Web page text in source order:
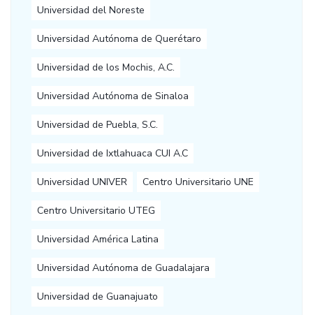
Universidad del Noreste
Universidad Autónoma de Querétaro
Universidad de los Mochis, A.C.
Universidad Autónoma de Sinaloa
Universidad de Puebla, S.C.
Universidad de Ixtlahuaca CUI A.C
Universidad UNIVER Centro Universitario UNE
Centro Universitario UTEG
Universidad América Latina
Universidad Autónoma de Guadalajara
Universidad de Guanajuato